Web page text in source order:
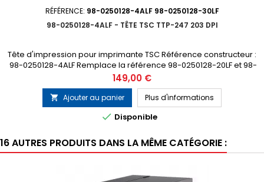
RÉFÉRENCE: 98-0250128-4ALF 98-0250128-30LF
98-0250128-4ALF - TÊTE TSC TTP-247 203 DPI
Tête d'impression pour imprimante TSC Référence constructeur :
98-0250128-4ALF Remplace la référence 98-0250128-20LF et 98-
0250128-30LF Résolution : 203 Dpi Pour imprimante : TTP-247
Prix
149,00 €
 Ajouter au panier Plus d'informations
 Disponible
16 AUTRES PRODUITS DANS LA MÊME CATÉGORIE :